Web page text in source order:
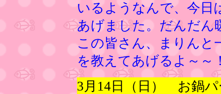
いるようなんで、今日
あげました。だんだん
この皆さん、まりんと
を教えてあげるよ～～
3月14日（日） お鍋パ